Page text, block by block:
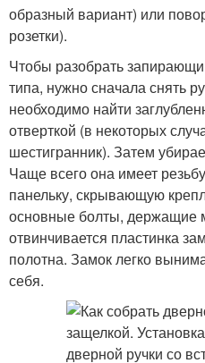
образный вариант) или
розетки).
Чтобы разобрать
типа, нужно сначала снять
необходимо найти
отверткой (в некоторых
шестигранник). Затем
Чаще всего она имеет
панельку, скрывающую
основные болты, держащие
отвинчивается пластинка
полотна. Замок легко
себя.